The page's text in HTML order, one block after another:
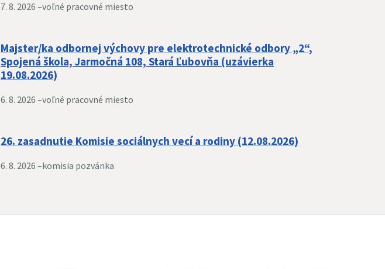
7. 8. 2026 –voľné pracovné miesto
Majster/ka odbornej výchovy pre elektrotechnické odbory „2“,
Spojená škola, Jarmočná 108, Stará Ľubovňa (uzávierka
19.08.2026)
6. 8. 2026 –voľné pracovné miesto
26. zasadnutie Komisie sociálnych vecí a rodiny (12.08.2026)
6. 8. 2026 –komisia pozvánka